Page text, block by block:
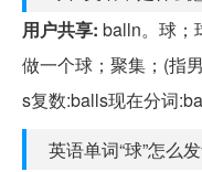
用户共享: balln。球；
做一个球；聚集；(指
s复数:balls现在分词
英语单词“球”怎么